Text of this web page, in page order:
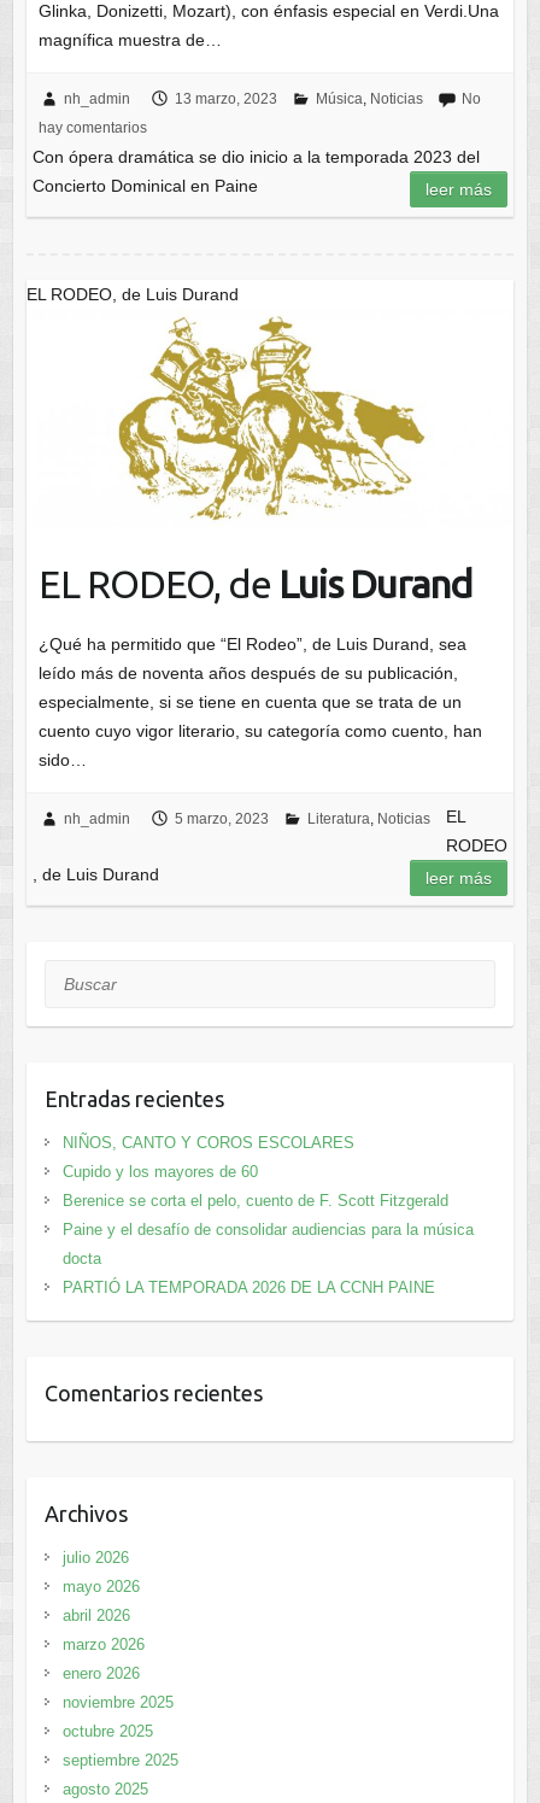
Glinka, Donizetti, Mozart), con énfasis especial en Verdi.Una
magnífica muestra de…
nh_admin 13 marzo, 2023 Música, Noticias
No
hay comentarios
Con ópera dramática se dio inicio a la temporada 2023 del
Concierto Dominical en Paine
leer más
EL RODEO, de Luis Durand
EL RODEO, de Luis Durand
¿Qué ha permitido que “El Rodeo”, de Luis Durand, sea
leído más de noventa años después de su publicación,
especialmente, si se tiene en cuenta que se trata de un
cuento cuyo vigor literario, su categoría como cuento, han
sido…
nh_admin 5 marzo, 2023 Literatura, Noticias
EL
RODEO
, de Luis Durand
leer más
Buscar
Entradas recientes
NIÑOS, CANTO Y COROS ESCOLARES
Cupido y los mayores de 60
Berenice se corta el pelo, cuento de F. Scott Fitzgerald
Paine y el desafío de consolidar audiencias para la música
docta
PARTIÓ LA TEMPORADA 2026 DE LA CCNH PAINE
Comentarios recientes
Archivos
julio 2026
mayo 2026
abril 2026
marzo 2026
enero 2026
noviembre 2025
octubre 2025
septiembre 2025
agosto 2025